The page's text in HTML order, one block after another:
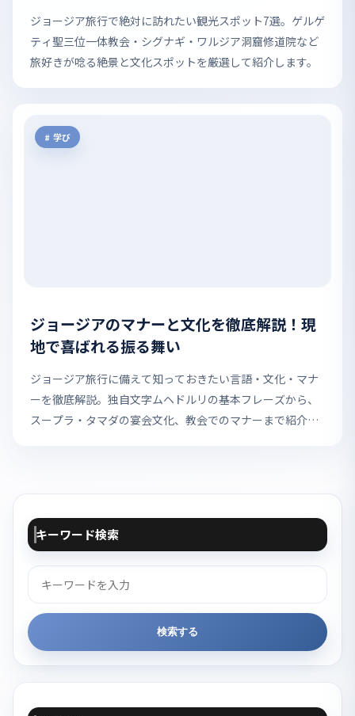
ジョージア旅行で絶対に訪れたい観光スポット7選。ゲルゲ
ティ聖三位一体教会・シグナギ・ワルジア洞窟修道院など
旅好きが唸る絶景と文化スポットを厳選して紹介します。
学び
ジョージアのマナーと文化を徹底解説！現
地で喜ばれる振る舞い
ジョージア旅行に備えて知っておきたい言語・文化・マナ
ーを徹底解説。独自文字ムヘドルリの基本フレーズから、
スープラ・タマダの宴会文化、教会でのマナーまで紹介し
キーワード検索
検
検索する